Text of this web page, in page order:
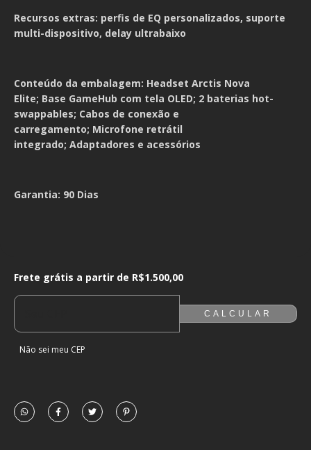
Recursos extras: perfis de EQ personalizados, suporte
multi-dispositivo, delay ultrabaixo
Conteúdo da embalagem: Headset Arctis Nova
Elite; Base GameHub com tela OLED; 2 baterias hot-
swappables; Cabos de conexão e
carregamento; Microfone retrátil
integrado; Adaptadores e acessórios
Garantia: 90 Dias
Frete grátis a partir deR$1.500,00
ALTERAR CEP
Frete grátis a partir de R$1.500,00
CALCULAR
Não sei meu CEP